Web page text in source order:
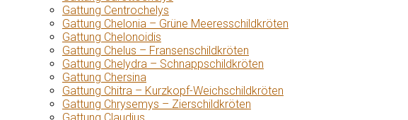
Gattung Centrochelys
Gattung Chelonia – Grüne Meeresschildkröten
Gattung Chelonoidis
Gattung Chelus – Fransenschildkröten
Gattung Chelydra – Schnappschildkröten
Gattung Chersina
Gattung Chitra – Kurzkopf-Weichschildkröten
Gattung Chrysemys – Zierschildkröten